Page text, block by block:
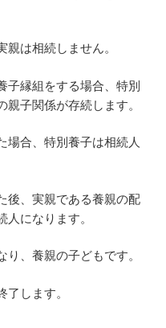
は相続しません。
子縁組をする場合、特別
子関係が存続します。
場合、特別養子は相続人
後、実親である養親の配
になります。
、養親の子どもです。
します。